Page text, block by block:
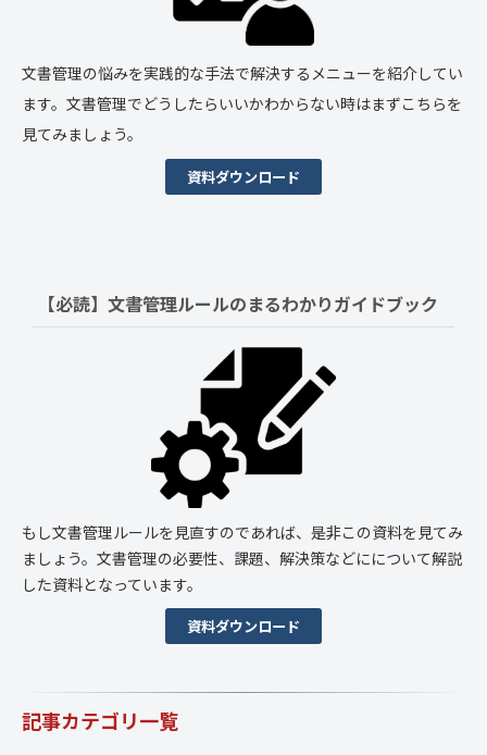
文書管理の悩みを実践的な手法で解決するメニューを紹介してい
ます。文書管理でどうしたらいいかわからない時はまずこちらを
見てみましょう。
資料ダウンロード
【必読】文書管理ルールのまるわかりガイドブック
もし文書管理ルールを見直すのであれば、是非この資料を見てみ
ましょう。文書管理の必要性、課題、解決策などにについて解説
した資料となっています。
資料ダウンロード
記事カテゴリ一覧